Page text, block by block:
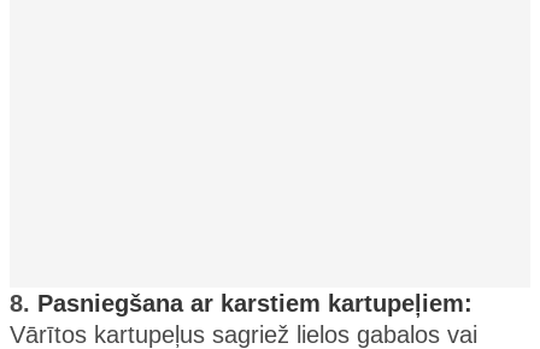
8. Pasniegšana ar karstiem kartupeļiem:
Vārītos kartupeļus sagriež lielos gabalos vai